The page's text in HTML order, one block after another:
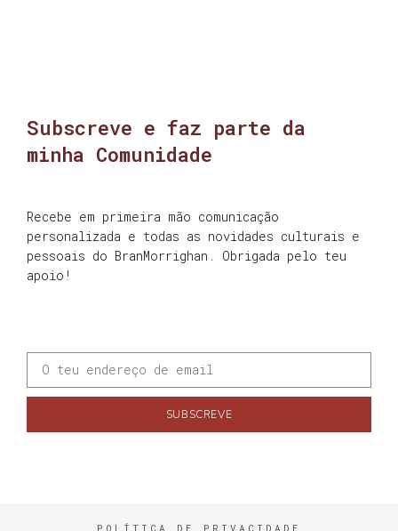
Subscreve e faz parte da
minha Comunidade
Recebe em primeira mão comunicação
personalizada e todas as novidades culturais e
pessoais do BranMorrighan. Obrigada pelo teu
apoio!
SUBSCREVE
POLÍTICA DE PRIVACIDADE